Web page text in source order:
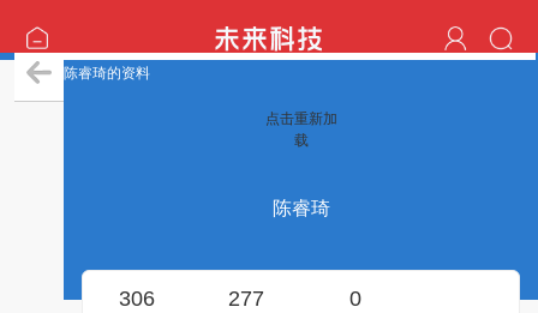
陈睿琦的资料
点击重新加
载
陈睿琦
306 277 0